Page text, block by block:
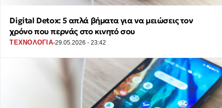
Digital Detox: 5 απλά βήματα για να μειώσεις τον
χρόνο που περνάς στο κινητό σου
ΤΕΧΝΟΛΟΓΙΑ·29.05.2026 - 23:42